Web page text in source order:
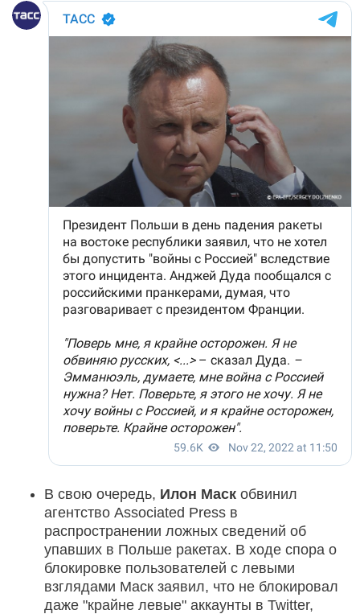
В свою очередь, Илон Маск обвинил
агентство Associated Press в
распространении ложных сведений об
упавших в Польше ракетах. В ходе спора о
блокировке пользователей с левыми
взглядами Маск заявил, что не блокировал
даже "крайне левые" аккаунты в Twitter,